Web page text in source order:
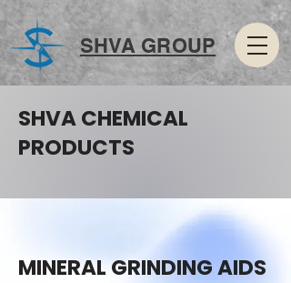
SHVA GROUP
SHVA CHEMICAL
PRODUCTS
MINERAL GRINDING AIDS